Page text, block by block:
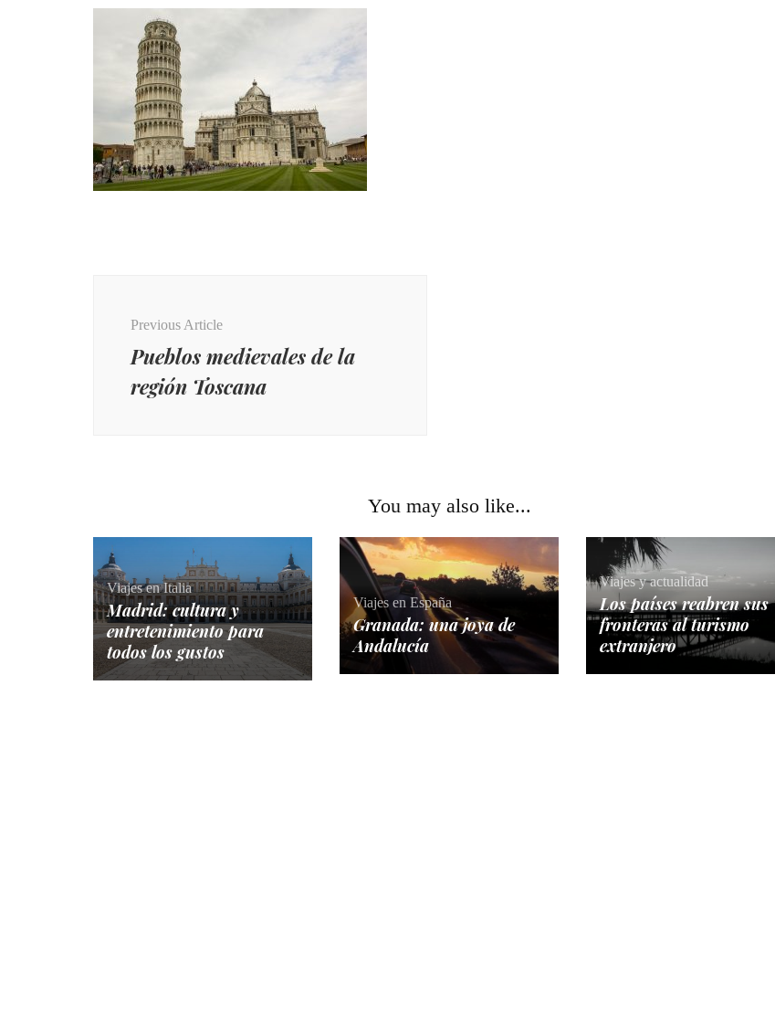
Previous Article
Pueblos medievales de la
región Toscana
You may also like...
Viajes en Italia
Madrid: cultura y
entretenimiento para
todos los gustos
Viajes en España
Granada: una joya de
Andalucía
Viajes y actualidad
Los países reabren sus
fronteras al turismo
extranjero